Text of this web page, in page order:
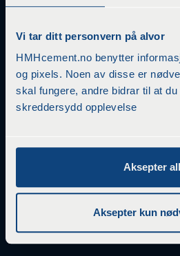
Vi tar ditt personvern på alvor
HMHcement.no benytter
og pixels. Noen av disse er
skal fungere, andre bidrar til at
skreddersydd opplevelse
Aksepter
Aksepter kun
HmH Cement
3128
Tlf 47473344-
HMH Cement Moss- er ledende
Tlf
HMH Cement & Flis
Stanseveien
Tlf